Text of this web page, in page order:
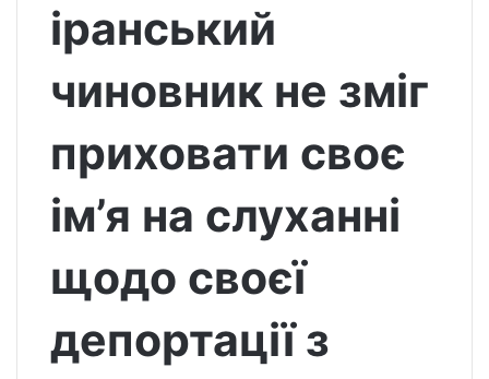
іранський
чиновник не зміг
приховати своє
ім’я на слуханні
щодо своєї
депортації з